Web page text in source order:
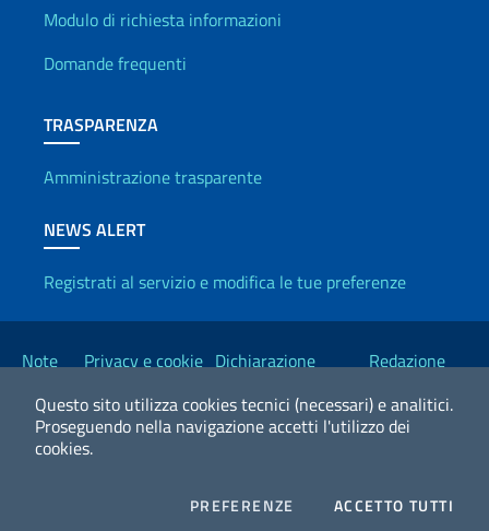
Questo sito utilizza cookies tecnici (necessari) e analitici.
Proseguendo nella navigazione accetti l'utilizzo dei
cookies.
PREFERENZE COOKIESACCETTO TUTTI
Info utili
Modulo di richiesta informazioni
Domande frequenti
TRASPARENZA
Amministrazione trasparente
NEWS ALERT
Registrati al servizio e modifica le tue preferenze
Link Utili
Note
Privacy e cookie Dichiarazione
Redazione